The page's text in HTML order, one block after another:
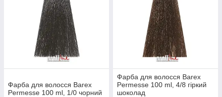
Фарба для волосся Barex
Permesse 100 ml, 1/0 чорний
Фарба для волосся Barex
Permesse 100 ml, 4/8 гіркий
шоколад